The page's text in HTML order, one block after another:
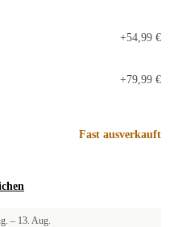
+54,99 €
+79,99 €
Fast ausverkauft
– 13. Aug.